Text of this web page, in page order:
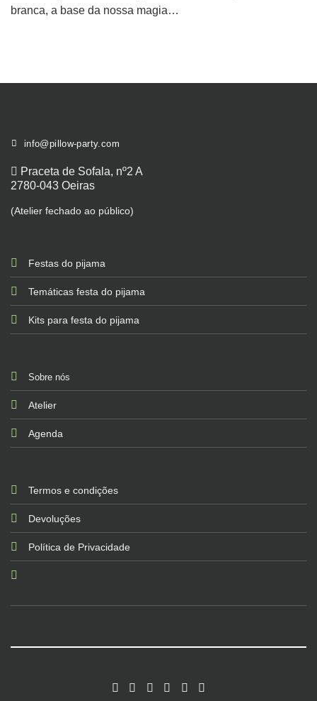
branca, a base da nossa magia…
info@pillow-party.com
Praceta de Sofala, nº2 A
2780-043 Oeiras
(Atelier fechado ao público)
Festas do pijama
Temáticas festa do pijama
Kits para festa do pijama
Sobre nós
Atelier
Agenda
Termos e condições
Devoluções
Política de Privacidade